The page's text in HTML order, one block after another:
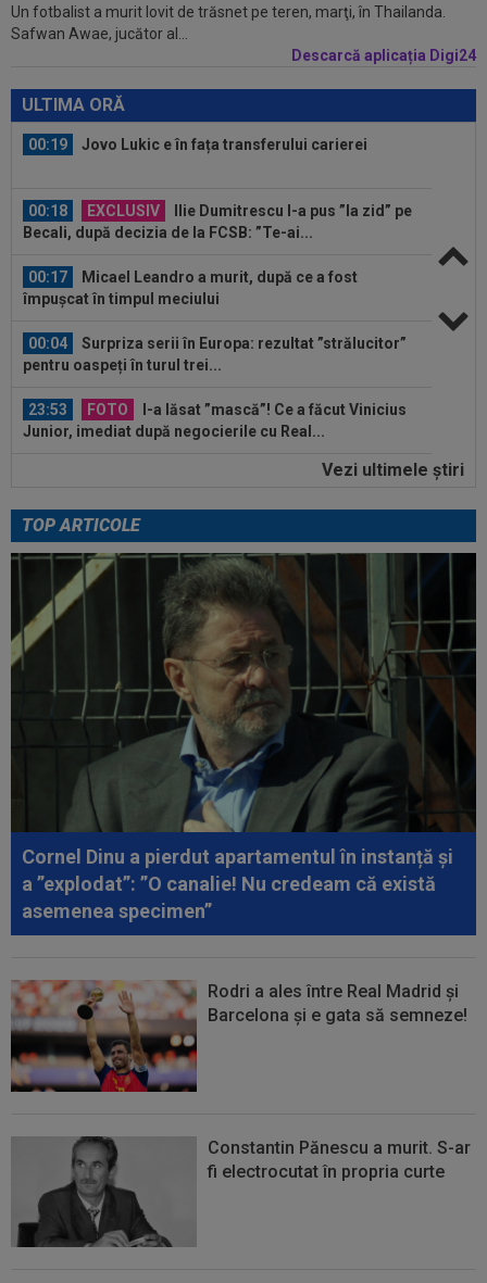
Un fotbalist a murit lovit de trăsnet pe teren, marţi, în Thailanda.
Safwan Awae, jucător al...
Descarcă aplicația Digi24
ULTIMA ORĂ
23:51
Surpriza din preliminariile Champions League
le-a rupt seria de victorii...
00:19 Jovo Lukic e în fața transferului carierei
00:18 EXCLUSIV
Ilie Dumitrescu l-a pus ”la zid” pe
Becali, după decizia de la FCSB: ”Te-ai...
00:17
Micael Leandro a murit, după ce a fost
împușcat în timpul meciului
00:04
Surpriza serii în Europa: rezultat ”strălucitor”
pentru oaspeți în turul trei...
23:53 FOTO
I-a lăsat ”mască”! Ce a făcut Vinicius
Junior, imediat după negocierile cu Real...
Ilie Dumitrescu a numit cel mai
23:51
Surpriza din preliminariile Champions League
le-a rupt seria de victorii...
00:22 Dan Petrescu s-a decis
Jovo Lukic e în fața transferului carierei
EXCLUSIV
Ilie Dumitrescu l-a pus ”la zid” pe
Becali, după decizia de la FCSB: ”Te-ai...
Micael Leandro a murit, după ce a fost
împușcat în timpul meciului
00:04
Surpriza serii în Europa: rezultat ”strălucitor”
pentru oaspeți în turul trei...
Vezi ultimele ştiri
TOP ARTICOLE
Cornel Dinu a pierdut apartamentul în instanță și
a ”explodat”: ”O canalie! Nu credeam că există
asemenea specimen”
Rodri a ales între Real Madrid și
Barcelona și e gata să semneze!
Constantin Pănescu a murit. S-ar
fi electrocutat în propria curte